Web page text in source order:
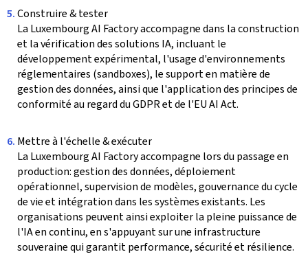
Construire & tester
La Luxembourg AI Factoryaccompagne dans la construction
et la vérification des solutions IA, incluant le
développement expérimental, l'usage d'environnements
réglementaires (sandboxes), le support en matière de
gestion des données, ainsi que l'application des principes de
conformité au regard du GDPR et de l'EU AI Act.
Mettre à l'échelle & exécuter
La Luxembourg AI Factoryaccompagne lors du passage en
production: gestion des données, déploiement
opérationnel, supervision de modèles, gouvernance du cycle
de vie et intégration dans les systèmes existants. Les
organisations peuvent ainsi exploiter la pleine puissance de
l'IA en continu, en s'appuyant sur une infrastructure
souveraine qui garantit performance, sécurité et résilience.